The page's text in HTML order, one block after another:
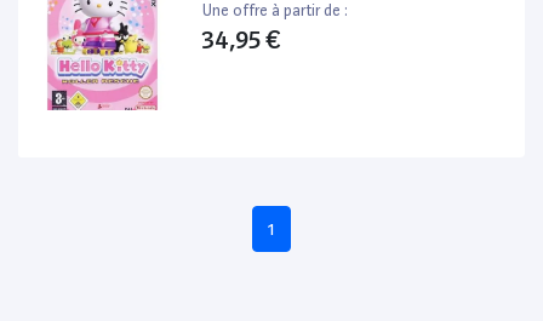
Une offre à partir de :
34,95 €
1